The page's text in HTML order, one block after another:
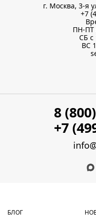
г. Москва, 3-я
+7
ПН-ПТ
СБ с
ВС
8
+7
БЛОГ